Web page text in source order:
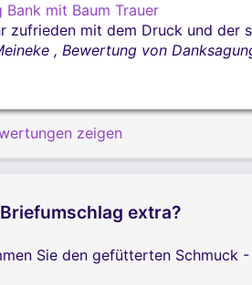
Bank mit Baum Trauer
zufrieden mit dem Druck und der
, Bewertung von
zeigen
extra?
Sie den gefütterten Schmuck